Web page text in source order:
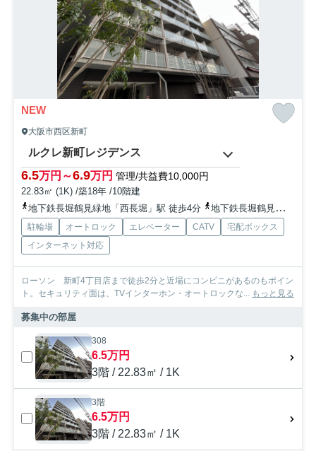
NEW
大阪市西区新町
ルクレ新町レジデンス
6.5万円～6.9万円 管理/共益費10,000円
22.83㎡ (1K) /築18年 /10階建
地下鉄長堀鶴見緑地「西長堀」駅 徒歩4分
地下鉄長堀鶴見緑地「西大橋」駅 徒歩10分
駐輪場 オートロック エレベーター CATV
宅配ボックス
インターネット対応
ローソン 新町4丁目店まで徒歩2分と近場にコンビニがあるのもポイン
ト。セキュリティ面は、TVインターホン・オートロックな...
もっと見る
募集中の部屋
308
6.5万円
3階 / 22.83㎡ / 1K
3階
6.5万円
3階 / 22.83㎡ / 1K